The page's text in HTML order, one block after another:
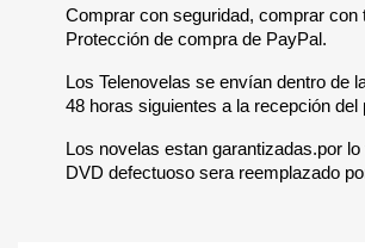
Comprar con seguridad, comprar con
Protección de compra de PayPal.
Los Telenovelas se envían dentro de
48 horas siguientes a la recepción del
Los novelas estan garantizadas.por
DVD defectuoso sera reemplazado